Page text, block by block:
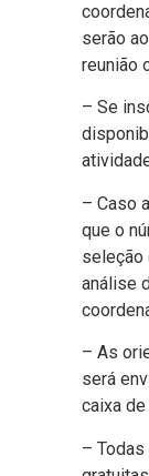
serão
reunião
– Se
– Caso
que o
seleção
análise
– As
será
caixa
–